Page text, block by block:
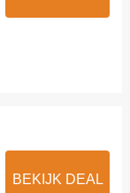
BEKIJK DEAL